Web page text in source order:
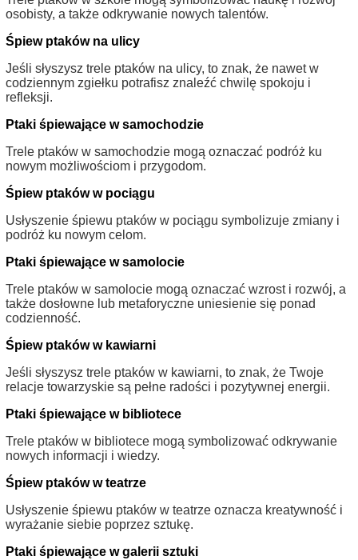
osobisty, a także odkrywanie nowych talentów.
Śpiew ptaków na ulicy
Jeśli słyszysz trele ptaków na ulicy, to znak, że nawet w
codziennym zgiełku potrafisz znaleźć chwilę spokoju i
refleksji.
Ptaki śpiewające w samochodzie
Trele ptaków w samochodzie mogą oznaczać podróż ku
nowym możliwościom i przygodom.
Śpiew ptaków w pociągu
Usłyszenie śpiewu ptaków w pociągu symbolizuje zmiany i
podróż ku nowym celom.
Ptaki śpiewające w samolocie
Trele ptaków w samolocie mogą oznaczać wzrost i rozwój, a
także dosłowne lub metaforyczne uniesienie się ponad
codzienność.
Śpiew ptaków w kawiarni
Jeśli słyszysz trele ptaków w kawiarni, to znak, że Twoje
relacje towarzyskie są pełne radości i pozytywnej energii.
Ptaki śpiewające w bibliotece
Trele ptaków w bibliotece mogą symbolizować odkrywanie
nowych informacji i wiedzy.
Śpiew ptaków w teatrze
Usłyszenie śpiewu ptaków w teatrze oznacza kreatywność i
wyrażanie siebie poprzez sztukę.
Ptaki śpiewające w galerii sztuki